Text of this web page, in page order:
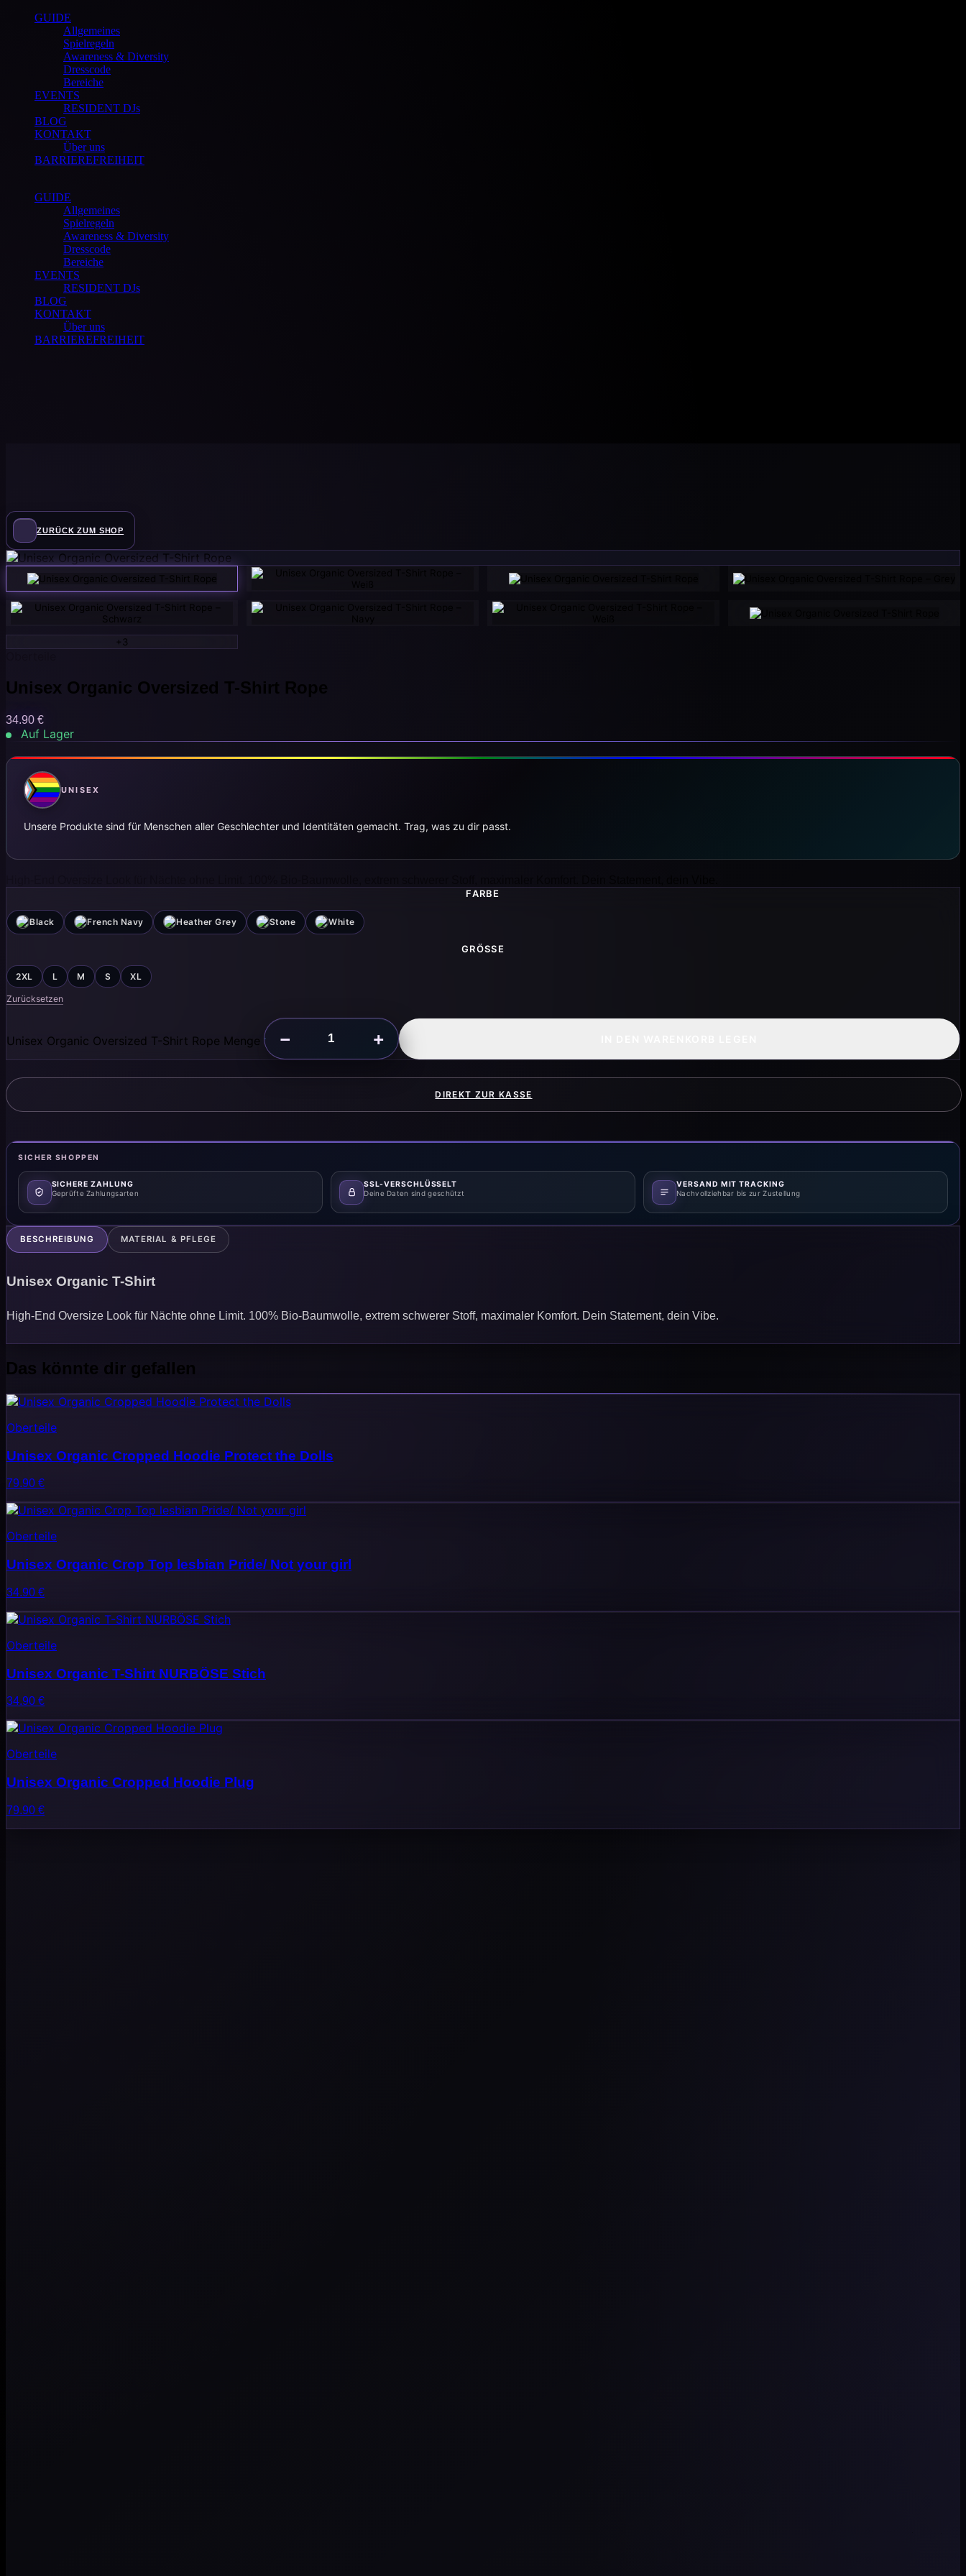
GUIDE
Allgemeines
Spielregeln
Awareness & Diversity
Dresscode
Bereiche
EVENTS
RESIDENT DJs
BLOG
KONTAKT
Über uns
BARRIEREFREIHEIT
GUIDE
Allgemeines
Spielregeln
Awareness & Diversity
Dresscode
Bereiche
EVENTS
RESIDENT DJs
BLOG
KONTAKT
Über uns
BARRIEREFREIHEIT
ZURÜCK ZUM SHOP
+3
Unisex Organic Oversized T-Shirt Rope
34.90 €
Auf Lager
UNISEX
Unsere Produkte sind für Menschen aller Geschlechter und Identitäten gemacht. Trag, was zu dir passt.
FARBE
Black French Navy Heather Grey Stone White
GRÖSSE
2XL L M S XL
Zurücksetzen
Unisex Organic Oversized T-Shirt Rope Menge − +
DIREKT ZUR KASSE
SICHER SHOPPEN
SICHERE ZAHLUNG
Geprüfte Zahlungsarten
SSL-VERSCHLÜSSELT
Deine Daten sind geschützt
VERSAND MIT TRACKING
Nachvollziehbar bis zur Zustellung
BESCHREIBUNG MATERIAL & PFLEGE
Unisex Organic T-Shirt
High-End Oversize Look für Nächte ohne Limit. 100% Bio-Baumwolle, extrem schwerer Stoff, maximaler Komfort. Dein Statement, dein Vibe.
Das könnte dir gefallen
Oberteile
Unisex Organic Cropped Hoodie Protect the Dolls
79.90 €
Oberteile
Unisex Organic Crop Top lesbian Pride/ Not your girl
34.90 €
Oberteile
Unisex Organic T-Shirt NURBÖSE Stich
34.90 €
Oberteile
Unisex Organic Cropped Hoodie Plug
79.90 €